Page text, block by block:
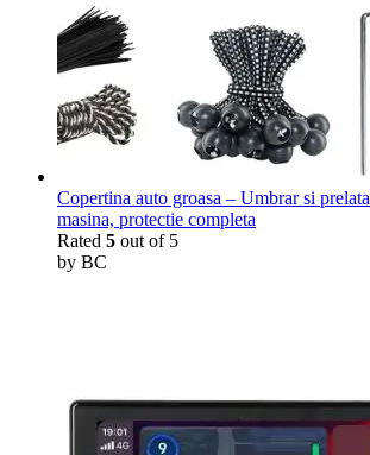
Copertina auto groasa – Umbrar si
masina, protectie completa
Rated 5 out of 5
by BC